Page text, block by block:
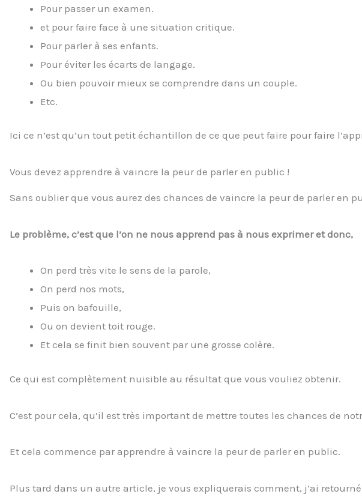
Pour passer un examen.
et pour faire face à une situation critique.
Pour parler à ses enfants.
Pour éviter les écarts de langage.
Ou bien pouvoir mieux se comprendre dans un couple.
Etc.
Ici ce n’est qu’un tout petit échantillon de ce que peut faire pour faire
Vous devez apprendre à vaincre la peur de parler en public !
Sans oublier que vous aurez des chances de vaincre la peur de parler en
Le problème, c’est que l’on ne nous apprend pas à nous exprimer et donc,
On perd très vite le sens de la parole,
On perd nos mots,
Puis on bafouille,
Ou on devient toit rouge.
Et cela se finit bien souvent par une grosse colère.
Ce qui est complètement nuisible au résultat que vous vouliez obtenir.
C’est pour cela, qu’il est très important de mettre toutes les chances de
Et cela commence par apprendre à vaincre la peur de parler en public.
Plus tard dans un autre article, je vous expliquerais comment, j’ai